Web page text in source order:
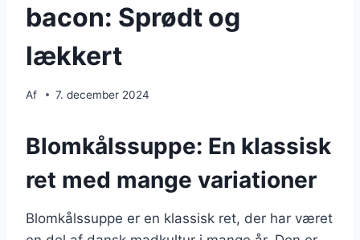
bacon: Sprødt og
lækkert
Af 7. december 2024
Blomkålssuppe: En klassisk
ret med mange variationer
Blomkålssuppe er en klassisk ret, der har været